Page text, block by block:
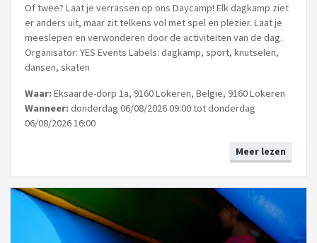
Of twee? Laat je verrassen op ons Daycamp! Elk dagkamp ziet
er anders uit, maar zit telkens vol met spel en plezier. Laat je
meeslepen en verwonderen door de activiteiten van de dag.
Organisator: YES Events Labels: dagkamp, sport, knutselen,
dansen, skaten
Waar: Eksaarde-dorp 1a, 9160 Lokeren, België, 9160 Lokeren
Wanneer: donderdag 06/08/2026 09:00 tot donderdag
06/08/2026 16:00
Meer lezen